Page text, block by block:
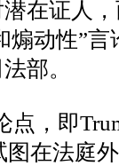
在证人
煽动性”言
部。
点，即
图在法庭